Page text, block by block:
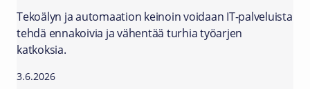
Tekoälyn ja automaation keinoin voidaan IT-palveluista
tehdä ennakoivia ja vähentää turhia työarjen
katkoksia.
3.6.2026